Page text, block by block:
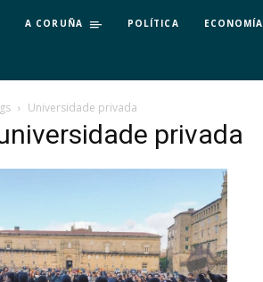
A CORUÑA POLÍTICA ECONOMÍA
Universidade privada
privada